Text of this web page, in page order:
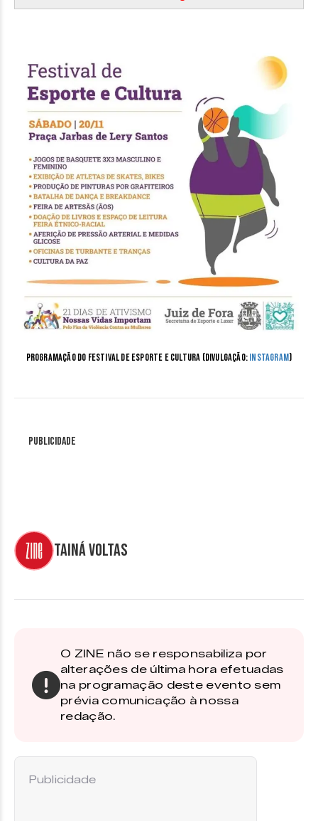
Programação do Festival de Esporte e Cultura (Divulgação:Instagram)
Publicidade
Tainá Voltas
O ZINE não se responsabiliza por
alterações de última hora efetuadas
na programação deste evento sem
prévia comunicação à nossa
redação.
Publicidade